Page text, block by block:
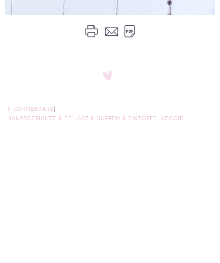
3 KOMMENTARE
HAUPTGERICHTE & BEILAGEN,SUPPEN & EINTÖPFE , VEGGIE